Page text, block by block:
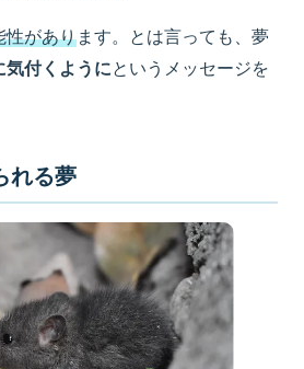
性があります。とは言っても、夢
気付くようにというメッセージを
れる夢